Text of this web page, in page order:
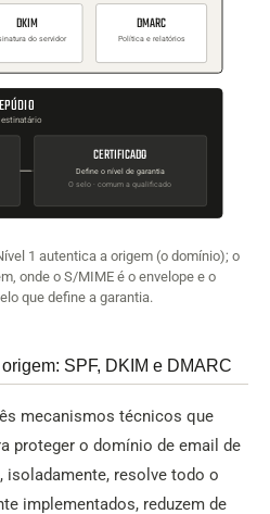
DKIM
do servidor
DMARC
Política e relatórios
CERTIFICADO
Define o nível de garantia
O selo · comum a qualificado
1 autentica a origem (o domínio); o
onde o S/MIME é o envelope e o
que define a garantia.
SPF, DKIM e DMARC
mecanismos técnicos que
proteger o domínio de email de
isoladamente, resolve todo o
implementados, reduzem de